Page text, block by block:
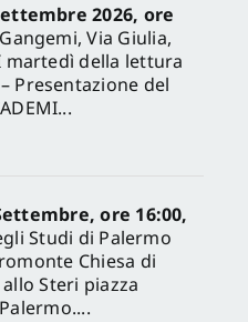
2026, ore
Via Giulia,
martedì della lettura
Presentazione del
ore 16:00,
Studi di Palermo
Chiesa di
Steri piazza